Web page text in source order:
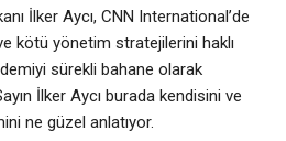
İlker Aycı, CNN International’de
kötü yönetim stratejilerini haklı
sürekli bahane olarak
İlker Aycı burada kendisini ve
ne güzel anlatıyor.